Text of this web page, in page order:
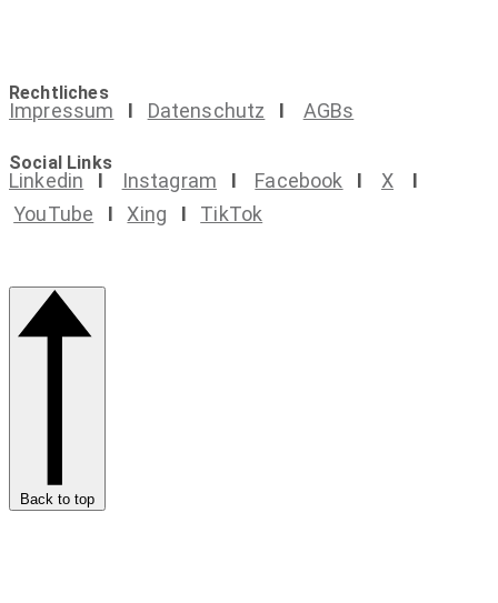
Rechtliches
Impressum I Datenschutz I AGBs
Social Links
Linkedin I Instagram I Facebook I X
I
YouTube
I Xing I TikTok
Back to top